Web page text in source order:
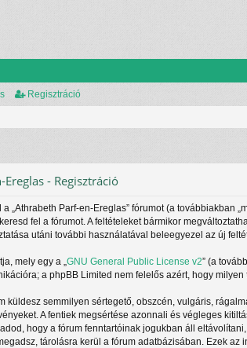
Regisztráció
- Regisztráció
„Athrabeth Parf-en-Ereglas” fórumot (a továbbiakban
fel a fórumot. A feltételeket bármikor
utáni további használatával beleegyezel az új
mely egy a „GNU General Public License v2” (a
a phpBB Limited nem felelős azért, hogy
küldesz semmilyen sértegető, obszcén, vulgáris,
A fentiek megsértése azonnali és végleges
hogy a fórum fenntartóinak jogukban áll
tárolásra kerül a fórum adatbázisában. Ezek